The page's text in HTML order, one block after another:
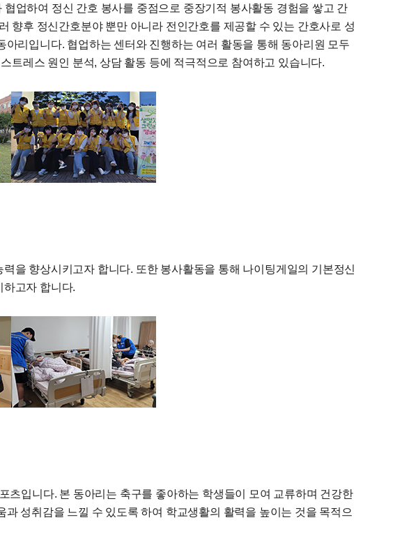
업하여 정신 간호 봉사를 중점으로 중장기적 봉사활동 경험을 쌓고 간
향후 정신간호분야 뿐만 아니라 전인간호를 제공할 수 있는 간호사로 성
리입니다. 협업하는 센터와 진행하는 여러 활동을 통해 동아리원 모두
트레스 원인 분석, 상담 활동 등에 적극적으로 참여하고 있습니다.
을 향상시키고자 합니다. 또한 봉사활동을 통해 나이팅게일의 기본정신
고자 합니다.
츠입니다. 본 동아리는 축구를 좋아하는 학생들이 모여 교류하며 건강한
성취감을 느낄 수 있도록 하여 학교생활의 활력을 높이는 것을 목적으